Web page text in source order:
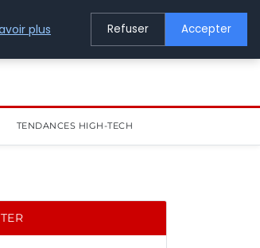
TENDANCES HIGH-TECH
plus Refuser Accepter